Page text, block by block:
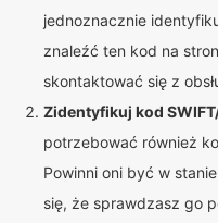
jednoznacznie
znaleźć ten kod na
skontaktować się z
Zidentyfikuj kod
potrzebować również
Powinni oni być w
się, że sprawdzasz go